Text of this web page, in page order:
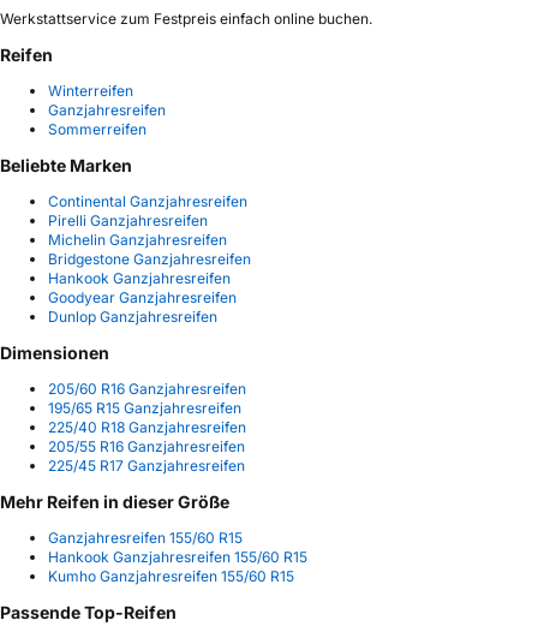
Werkstattservice zum Festpreis einfach online buchen.
Reifen
Winterreifen
Ganzjahresreifen
Sommerreifen
Beliebte Marken
Continental Ganzjahresreifen
Pirelli Ganzjahresreifen
Michelin Ganzjahresreifen
Bridgestone Ganzjahresreifen
Hankook Ganzjahresreifen
Goodyear Ganzjahresreifen
Dunlop Ganzjahresreifen
Dimensionen
205/60 R16 Ganzjahresreifen
195/65 R15 Ganzjahresreifen
225/40 R18 Ganzjahresreifen
205/55 R16 Ganzjahresreifen
225/45 R17 Ganzjahresreifen
Mehr Reifen in dieser Größe
Ganzjahresreifen 155/60 R15
Hankook Ganzjahresreifen 155/60 R15
Kumho Ganzjahresreifen 155/60 R15
Passende Top-Reifen